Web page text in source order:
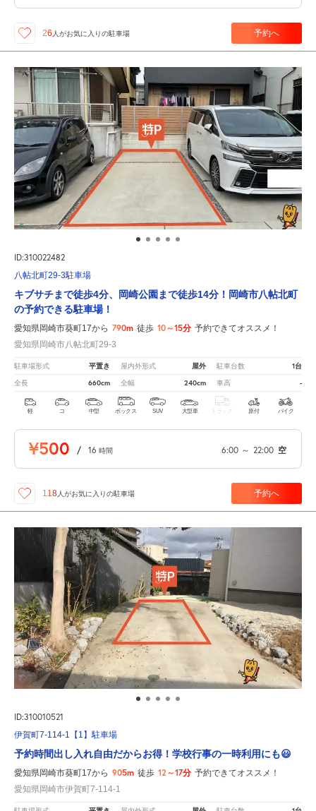
26 人がお気に入りの駐車場 予約へ
ID:310022482
八帖北町29-3駐車場
キブサチまで徒歩4分、岡崎公園まで徒歩14分！岡崎市八帖北町
の予約できる駐車場！
愛知県岡崎市葵町17から 790m 徒歩 10～15分 予約できてオススメ！
愛知県岡崎市八帖北町29-3
駐車場形式 平置き 屋内外形式 屋外 駐車台数 1台
全長 660cm 全幅 240cm 車高 -
軽 コ 中型 ボックス SUV 大型車 トラック 原付 バイク
¥500 / 16 時間 6:00 ～ 22:00 空
118 人がお気に入りの駐車場 予約へ
ID:310010521
伊賀町7-114-1【1】駐車場
予約時間出し入れ自由だからお得！学校行事の一時利用にも😃
愛知県岡崎市葵町17から 905m 徒歩 12～17分 予約できてオススメ！
愛知県岡崎市伊賀町7-114-1